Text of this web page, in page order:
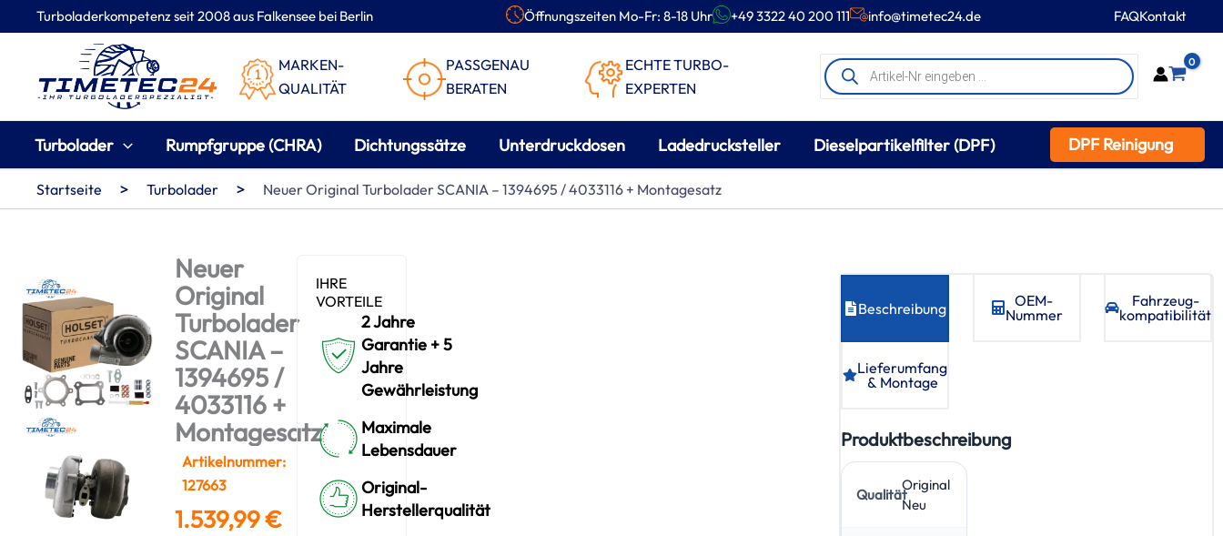
Turboladerkompetenz seit 2008 aus Falkensee bei Berlin Öffnungszeiten Mo-Fr: 8-18 Uhr +49 3322 40 200 111 info@timetec24.de FAQKontakt
MARKEN-
QUALITÄT
PASSGENAU
BERATEN
ECHTE TURBO-
EXPERTEN
Products
search
0
Turbolader Rumpfgruppe (CHRA) Dichtungssätze Unterdruckdosen Ladedrucksteller Dieselpartikelfilter (DPF) DPF Reinigung
Inhalt
Startseite > Turbolader > Neuer Original Turbolader SCANIA – 1394695 / 4033116 + Montagesatz
Neuer
Original
Turbolader
SCANIA –
1394695 /
4033116 +
Montagesatz
Artikelnummer:
127663
1.539,99€
IHRE
VORTEILE
2 Jahre
Garantie + 5
Jahre
Gewährleistung
Maximale
Lebensdauer
Original-
Herstellerqualität
Beschreibung
OEM-
Nummer
Fahrzeug­
kompatibilität
Lieferumfang
& Montage
Produktbeschreibung
Qualität
Original
Neu